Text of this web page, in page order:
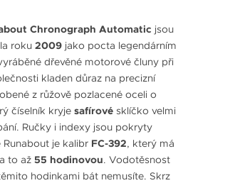
Chronograph Automatic jsou
roku 2009 jako pocta legendárním
dřevěné motorové čluny při
kladen důraz na precizní
z růžově pozlacené oceli o
číselník kryje safírové sklíčko velmi
Ručky i indexy jsou pokryty
je kalibr FC-392, který má
to až 55 hodinovou. Vodotěsnost
hodinkami bát nemusíte. Skrz